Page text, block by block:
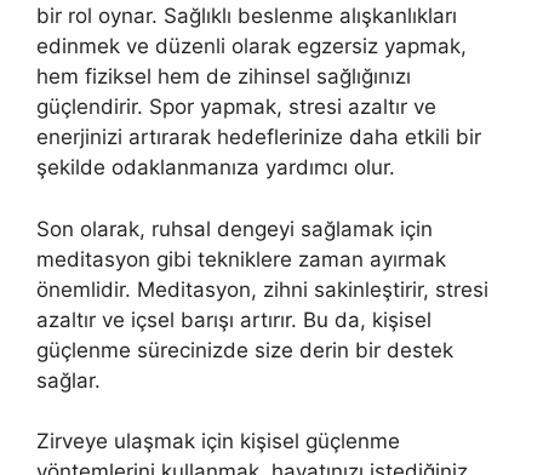
bir rol oynar. Sağlıklı beslenme alışkanlıkları
edinmek ve düzenli olarak egzersiz yapmak,
hem fiziksel hem de zihinsel sağlığınızı
güçlendirir. Spor yapmak, stresi azaltır ve
enerjinizi artırarak hedeflerinize daha etkili bir
şekilde odaklanmanıza yardımcı olur.
Son olarak, ruhsal dengeyi sağlamak için
meditasyon gibi tekniklere zaman ayırmak
önemlidir. Meditasyon, zihni sakinleştirir, stresi
azaltır ve içsel barışı artırır. Bu da, kişisel
güçlenme sürecinizde size derin bir destek
sağlar.
Zirveye ulaşmak için kişisel güçlenme